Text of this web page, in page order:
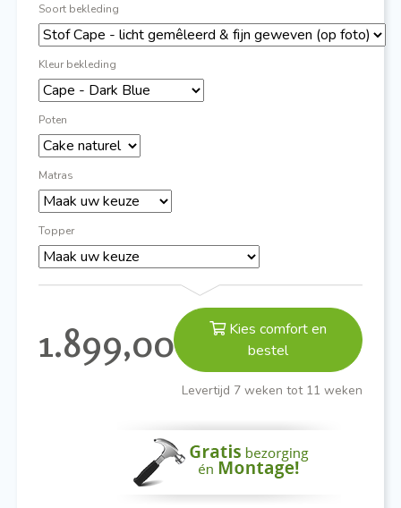
Soort bekleding
Kleur bekleding
Poten
Matras
Topper
1.899,00
Kies comfort en
bestel
Levertijd 7 weken tot 11 weken